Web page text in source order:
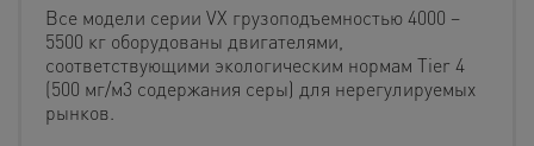
Все модели серии VX грузоподъемностью 4000 –
5500 кг оборудованы двигателями,
соответствующими экологическим нормам Tier 4
(500 мг/м3 содержания серы) для нерегулируемых
рынков.